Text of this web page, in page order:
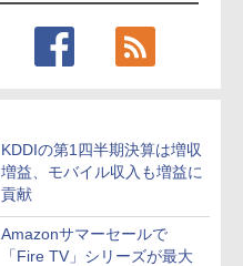
KDDIの第1四半期決算は増収
増益、モバイル収入も増益に
貢献
Amazonサマーセールで
「Fire TV」シリーズが最大